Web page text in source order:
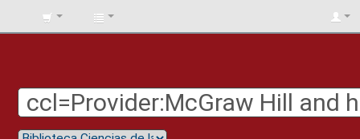
BIBLIOTECA